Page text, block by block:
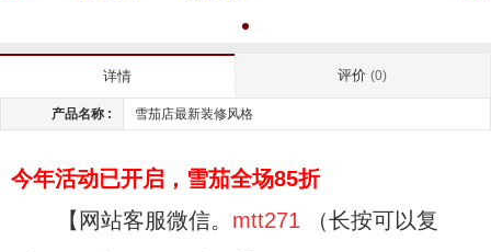
详情 评价(0)
产品名称 : 雪茄店最新装修风格
今年活动已开启，雪茄全场85折
【网站客服微信。 mtt271 （长按可以复